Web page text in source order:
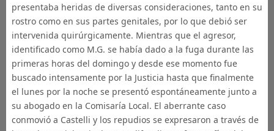
presentaba heridas de diversas consideraciones, tanto en su
rostro como en sus partes genitales, por lo que debió ser
intervenida quirúrgicamente. Mientras que el agresor,
identificado como M.G. se había dado a la fuga durante las
primeras horas del domingo y desde ese momento fue
buscado intensamente por la Justicia hasta que finalmente
el lunes por la noche se presentó espontáneamente junto a
su abogado en la Comisaría Local. El aberrante caso
conmovió a Castelli y los repudios se expresaron a través de